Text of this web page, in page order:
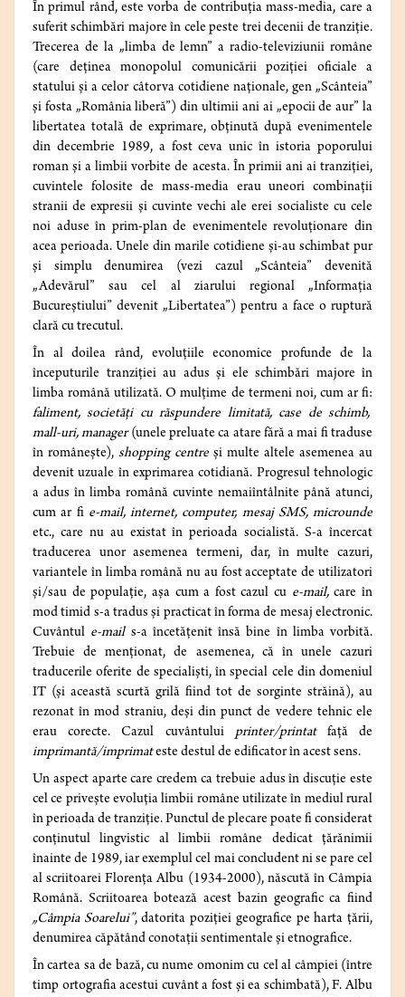
În primul rând, este vorba de contribuția mass-media, care a
suferit schimbări majore în cele peste trei decenii de tranziție.
Trecerea de la „limba de lemn” a radio-televiziunii române
(care deținea monopolul comunicării poziției oficiale a
statului și a celor câtorva cotidiene naționale, gen „Scânteia”
și fosta „România liberă”) din ultimii ani ai „epocii de aur” la
libertatea totală de exprimare, obținută după evenimentele
din decembrie 1989, a fost ceva unic în istoria poporului
roman și a limbii vorbite de acesta. În primii ani ai tranziției,
cuvintele folosite de mass-media erau uneori combinații
stranii de expresii și cuvinte vechi ale erei socialiste cu cele
noi aduse în prim-plan de evenimentele revoluționare din
acea perioada. Unele din marile cotidiene și-au schimbat pur
și simplu denumirea (vezi cazul „Scânteia” devenită
„Adevărul” sau cel al ziarului regional „Informația
Bucureștiului” devenit „Libertatea”) pentru a face o ruptură
clară cu trecutul.
În al doilea rând, evoluțiile economice profunde de la
începuturile tranziției au adus și ele schimbări majore în
limba română utilizată. O mulțime de termeni noi, cum ar fi:
faliment, societăți cu răspundere limitată, case de schimb,
mall-uri, manager(unele preluate ca atare fără a mai fi traduse
în românește), shopping centreși multe altele asemenea au
devenit uzuale în exprimarea cotidiană. Progresul tehnologic
a adus în limba română cuvinte nemaiîntâlnite până atunci,
cum ar fi e-mail, internet, computer, mesaj SMS, microunde
etc., care nu au existat în perioada socialistă. S-a încercat
traducerea unor asemenea termeni, dar, în multe cazuri,
variantele în limba română nu au fost acceptate de utilizatori
și/sau de populație, așa cum a fost cazul cu e-mail,care în
mod timid s-a tradus și practicat în forma de mesaj electronic.
Cuvântul e-mails-a încetățenit însă bine în limba vorbită.
Trebuie de menționat, de asemenea, că în unele cazuri
traducerile oferite de specialiști, în special cele din domeniul
IT (și această scurtă grilă fiind tot de sorginte străină), au
rezonat în mod straniu, deși din punct de vedere tehnic ele
erau corecte. Cazul cuvântului printer/printatfață de
imprimantă/imprimateste destul de edificator în acest sens.
Un aspect aparte care credem ca trebuie adus în discuție este
cel ce privește evoluția limbii române utilizate în mediul rural
în perioada de tranziție. Punctul de plecare poate fi considerat
conținutul lingvistic al limbii române dedicat țărănimii
înainte de 1989, iar exemplul cel mai concludent ni se pare cel
al scriitoarei Florența Albu (1934-2000), născută în Câmpia
Română. Scriitoarea botează acest bazin geografic ca fiind
„Câmpia Soarelui”, datorita poziției geografice pe harta țării,
denumirea căpătând conotații sentimentale și etnografice.
În cartea sa de bază, cu nume omonim cu cel al câmpiei (între
timp ortografia acestui cuvânt a fost și ea schimbată), F. Albu